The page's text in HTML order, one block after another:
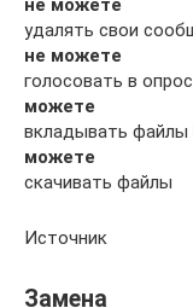
не можете
удалять свои
не можете
голосовать в
можете
вкладывать
можете
скачивать файлы
Источник
Замена